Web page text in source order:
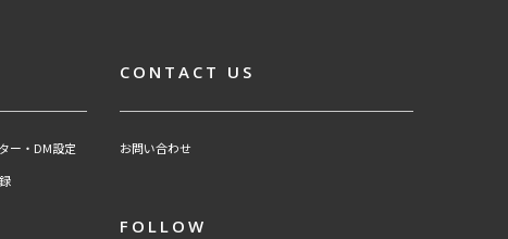
ー・DM設定
CONTACT US
お問い合わせ
FOLLOW